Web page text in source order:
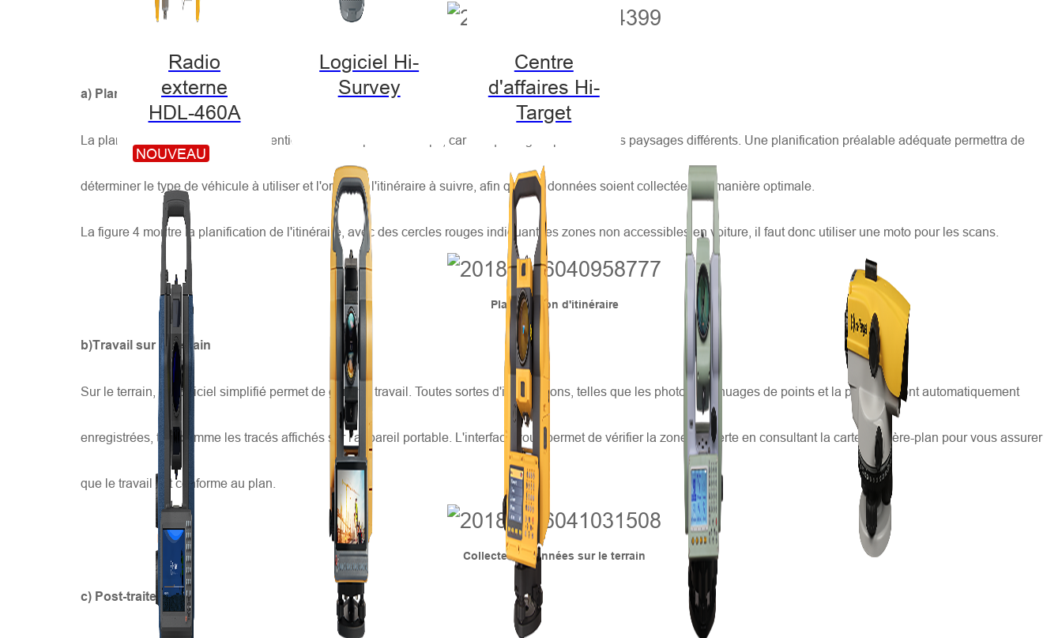
Radio
externe
HDL-460A
Logiciel Hi-
Survey
Centre
d'affaires Hi-
Target
NOUVEAU
Flux de travail MMS
a) Planification d'itinéraire
La planification d'itinéraire est essentielle dans un premier temps, car chaque région présente des paysages différents. Une planification préalable adéquate permettra de
déterminer le type de véhicule à utiliser et l'ordre de l'itinéraire à suivre, afin que les données soient collectées de manière optimale.
La figure 4 montre la planification de l'itinéraire, avec des cercles rouges indiquant les zones non accessibles en voiture, il faut donc utiliser une moto pour les scans.
Planification d'itinéraire
b)Travail sur le terrain
Sur le terrain, un logiciel simplifié permet de gérer le travail. Toutes sortes d'informations, telles que les photos, les nuages de points et la position, sont automatiquement
enregistrées, tout comme les tracés affichés sur l'appareil portable. L'interface vous permet de vérifier la zone couverte en consultant la carte d'arrière-plan pour vous assurer
que le travail est conforme au plan.
Collecte de données sur le terrain
c) Post-traitement